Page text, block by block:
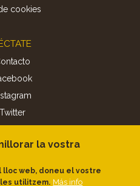
cookies
Twitter
la vostra
lloc web, doneu el vostre
utilitzem. Más info